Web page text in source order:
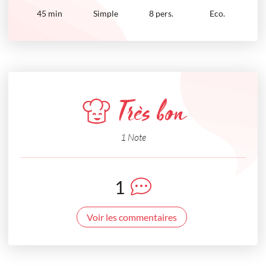
45 min Simple 8 pers. Eco.
Très bon
1 Note
1
Voir les commentaires